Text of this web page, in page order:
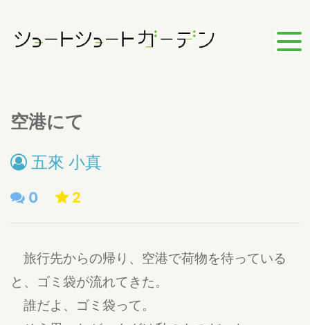
空港にて
五來 小真
0 2
旅行先からの帰り、空港で荷物を待っている
と、ゴミ袋が流れてきた。
誰だよ、ゴミ袋って。